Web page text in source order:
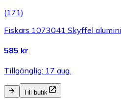
(171)
Fiskars 1073041 Skyffel
585 kr
Tillgänglig: 17 aug.
Till butik